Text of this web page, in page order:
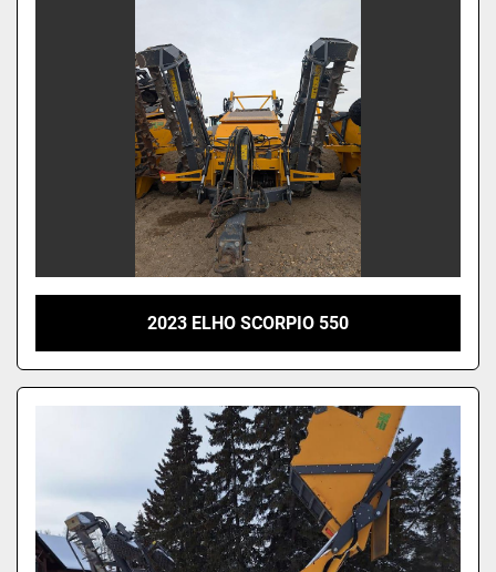
2023 ELHO SCORPIO 550